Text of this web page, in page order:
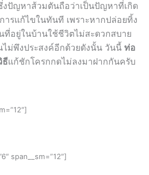
งปัญหาส้วมตันถือว่าเป็นปัญหาที่เกิด
ารแก้ไขในทันที เพราะหากปล่อยทิ้ง
ที่อยู่ในบ้านใช้ชีวิตไม่สะดวกสบาย
ไม่พึงประสงค์อีกด้วยดังนั้น วันนี้ ท่อ
ธีแก้ชักโครกกดไม่ลงมาฝากกันครับ
span__sm=”12″]